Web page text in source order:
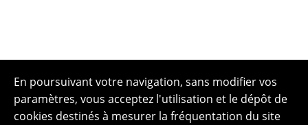
En poursuivant votre navigation, sans modifier vos
paramètres, vous acceptez l'utilisation et le dépôt de
cookies destinés à mesurer la fréquentation du site